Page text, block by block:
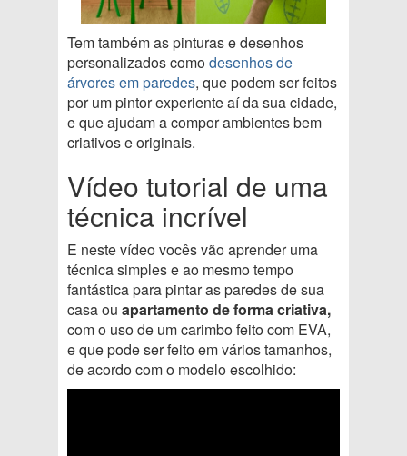
Tem também as pinturas e desenhos
personalizados comodesenhos de
árvores em paredes, que podem ser feitos
por um pintor experiente aí da sua cidade,
e que ajudam a compor ambientes bem
criativos e originais.
Vídeo tutorial de uma
técnica incrível
E neste vídeo vocês vão aprender uma
técnica simples e ao mesmo tempo
fantástica para pintar as paredes de sua
casa ou apartamento de forma criativa,
com o uso de um carimbo feito com EVA,
e que pode ser feito em vários tamanhos,
de acordo com o modelo escolhido: